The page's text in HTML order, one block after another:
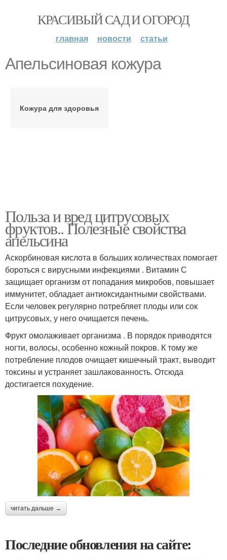
КРАСИВЫЙ САД И ОГОРОД
главная новости статьи
Апельсиновая кожура
Кожура для здоровья
Польза и вред цитрусовых
фруктов.. Полезные свойства
апельсина
Аскорбиновая кислота в больших количествах помогает
бороться с вирусными инфекциями . Витамин С
защищает организм от попадания микробов, повышает
иммунитет, обладает антиоксидантными свойствами.
Если человек регулярно потребляет плоды или сок
цитрусовых, у него очищается печень.
Фрукт омолаживает организма . В порядок приводятся
ногти, волосы, особенно кожный покров. К тому же
потребление плодов очищает кишечный тракт, выводит
токсины и устраняет зашлакованность. Отсюда
достигается похудение.
читать дальше →
Последние обновления на сайте: